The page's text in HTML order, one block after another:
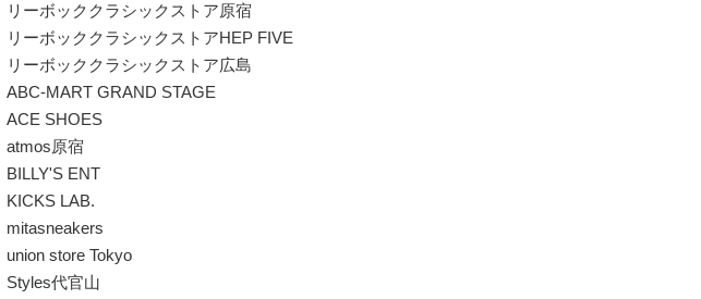
リーボッククラシックストア原宿
リーボッククラシックストアHEP FIVE
リーボッククラシックストア広島
ABC-MART GRAND STAGE
ACE SHOES
atmos原宿
BILLY'S ENT
KICKS LAB.
mitasneakers
union store Tokyo
Styles代官山